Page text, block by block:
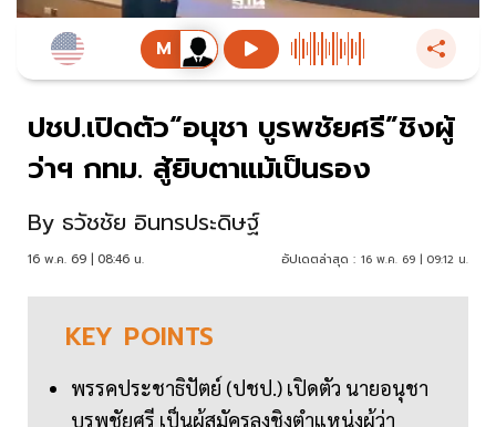
ปชป.เปิดตัว“อนุชา บูรพชัยศรี”ชิงผู้
ว่าฯ กทม. สู้ยิบตาแม้เป็นรอง
By ธวัชชัย อินทรประดิษฐ์
16 พ.ค. 69 | 08:46 น. อัปเดตล่าสุด : 16 พ.ค. 69 | 09:12 น.
KEY POINTS
พรรคประชาธิปัตย์ (ปชป.) เปิดตัว นายอนุชา
บูรพชัยศรี เป็นผู้สมัครลงชิงตำแหน่งผู้ว่า